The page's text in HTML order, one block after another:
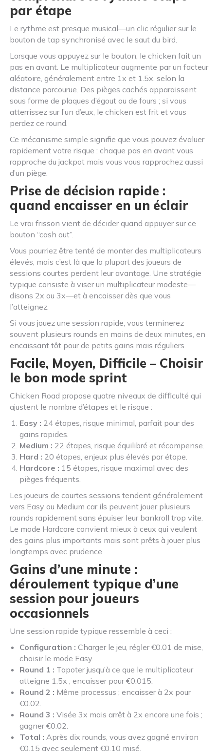
par étape
Le rythme est presque musical—un clic régulier sur le
bouton de tap synchronisé avec le saut du bird.
Lorsque vous appuyez sur le bouton, le chicken fait un
pas en avant. Le multiplicateur augmente par un facteur
aléatoire, généralement entre 1x et 1.5x, selon la
distance parcourue. Des pièges cachés apparaissent
sous forme de plaques d’égout ou de fours ; si vous
atterrissez sur l’un d’eux, le chicken est frit et vous
perdez ce round.
Ce mécanisme simple signifie que vous pouvez évaluer
rapidement votre risque : chaque pas en avant vous
rapproche du jackpot mais vous vous rapprochez aussi
d’un piège.
Prise de décision rapide :
quand encaisser en un éclair
Le vrai frisson vient de décider quand appuyer sur ce
bouton “cash out”.
Vous pourriez être tenté de monter des multiplicateurs
élevés, mais c’est là que la plupart des joueurs de
sessions courtes perdent leur avantage. Une stratégie
typique consiste à viser un multiplicateur modeste—
disons 2x ou 3x—et à encaisser dès que vous
l’atteignez.
Si vous jouez une session rapide, vous terminerez
souvent plusieurs rounds en moins de deux minutes, en
encaissant tôt pour de petits gains mais réguliers.
Facile, Moyen, Difficile – Choisir
le bon mode sprint
Chicken Road propose quatre niveaux de difficulté qui
ajustent le nombre d’étapes et le risque :
Easy : 24 étapes, risque minimal, parfait pour des
gains rapides.
Medium : 22 étapes, risque équilibré et récompense.
Hard : 20 étapes, enjeux plus élevés par étape.
Hardcore : 15 étapes, risque maximal avec des
pièges fréquents.
Les joueurs de courtes sessions tendent généralement
vers Easy ou Medium car ils peuvent jouer plusieurs
rounds rapidement sans épuiser leur bankroll trop vite.
Le mode Hardcore convient mieux à ceux qui veulent
des gains plus importants mais sont prêts à jouer plus
longtemps avec prudence.
Gains d’une minute :
déroulement typique d’une
session pour joueurs
occasionnels
Une session rapide typique ressemble à ceci :
Configuration : Charger le jeu, régler €0.01 de mise,
choisir le mode Easy.
Round 1 : Tapoter jusqu’à ce que le multiplicateur
atteigne 1.5x ; encaisser pour €0.015.
Round 2 : Même processus ; encaisser à 2x pour
€0.02.
Round 3 : Visée 3x mais arrêt à 2x encore une fois ;
gagner €0.02.
Total : Après dix rounds, vous avez gagné environ
€0.15 avec seulement €0.10 misé.